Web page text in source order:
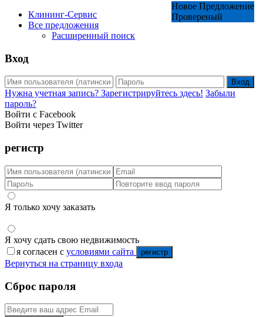
Клининг-Сервис
Все предложения
Расширенный поиск
Вход
Вход
Нужна учетная запись? Зарегистрируйтесь здесь! Забыли
пароль?
Войти с Facebook
Войти через Twitter
регистр
Я только хочу заказать
Я хочу сдать свою недвижимость
я согласен с условиями сайта регистр
Вернуться на страницу входа
Сброс пароля
Новое Предложение
Провереный